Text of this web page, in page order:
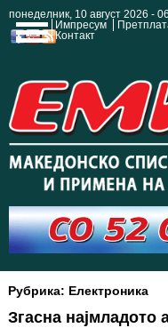
понеделник, 10 август 2026 -
Импресум
Контакт
Рубрика: Електроника
Згасна најмладото